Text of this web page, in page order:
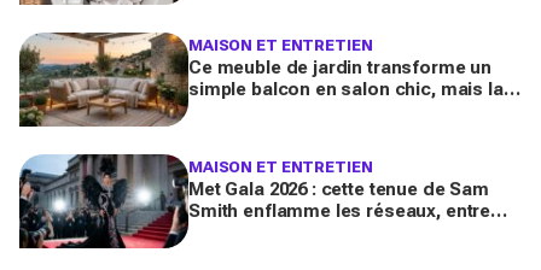
MAISON ET ENTRETIEN
Ce meuble de jardin transforme un
simple balcon en salon chic, mais la
MAISON ET ENTRETIEN
Met Gala 2026 : cette tenue de Sam
Smith enflamme les réseaux, entre